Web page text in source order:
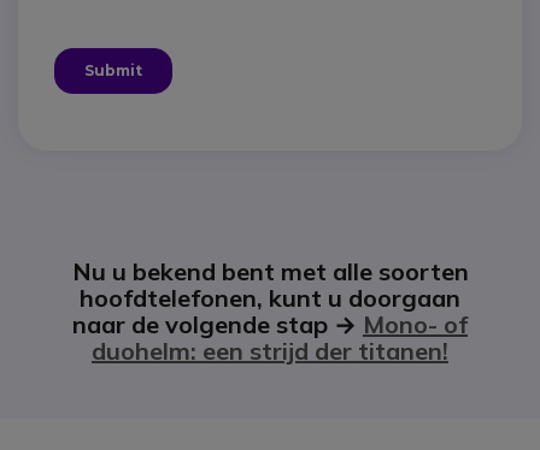
Nu u bekend bent met alle soorten
hoofdtelefonen, kunt u doorgaan
naar de volgende stap → Mono- of
duohelm: een strijd der titanen!